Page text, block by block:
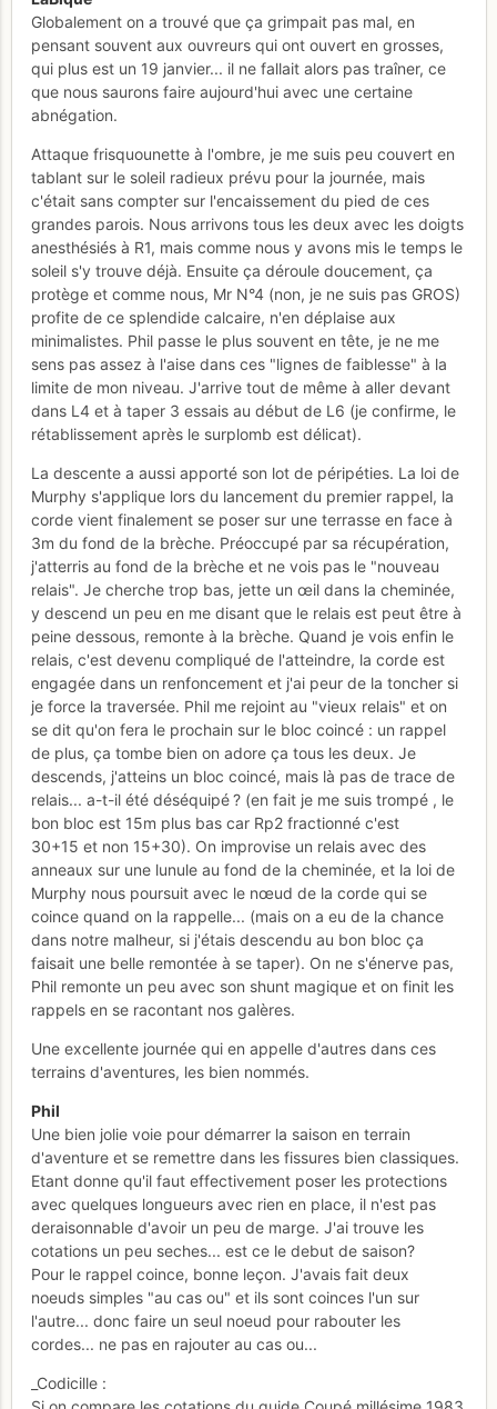
Globalement on a trouvé que ça grimpait pas mal, en
pensant souvent aux ouvreurs qui ont ouvert en grosses,
qui plus est un 19 janvier... il ne fallait alors pas traîner, ce
que nous saurons faire aujourd'hui avec une certaine
abnégation.
Attaque frisquounette à l'ombre, je me suis peu couvert en
tablant sur le soleil radieux prévu pour la journée, mais
c'était sans compter sur l'encaissement du pied de ces
grandes parois. Nous arrivons tous les deux avec les doigts
anesthésiés à R1, mais comme nous y avons mis le temps le
soleil s'y trouve déjà. Ensuite ça déroule doucement, ça
protège et comme nous, Mr N°4 (non, je ne suis pas GROS)
profite de ce splendide calcaire, n'en déplaise aux
minimalistes. Phil passe le plus souvent en tête, je ne me
sens pas assez à l'aise dans ces "lignes de faiblesse" à la
limite de mon niveau. J'arrive tout de même à aller devant
dans L4 et à taper 3 essais au début de L6 (je confirme, le
rétablissement après le surplomb est délicat).
La descente a aussi apporté son lot de péripéties. La loi de
Murphy s'applique lors du lancement du premier rappel, la
corde vient finalement se poser sur une terrasse en face à
3m du fond de la brèche. Préoccupé par sa récupération,
j'atterris au fond de la brèche et ne vois pas le "nouveau
relais". Je cherche trop bas, jette un œil dans la cheminée,
y descend un peu en me disant que le relais est peut être à
peine dessous, remonte à la brèche. Quand je vois enfin le
relais, c'est devenu compliqué de l'atteindre, la corde est
engagée dans un renfoncement et j'ai peur de la toncher si
je force la traversée. Phil me rejoint au "vieux relais" et on
se dit qu'on fera le prochain sur le bloc coincé : un rappel
de plus, ça tombe bien on adore ça tous les deux. Je
descends, j'atteins un bloc coincé, mais là pas de trace de
relais... a-t-il été déséquipé ? (en fait je me suis trompé , le
bon bloc est 15m plus bas car Rp2 fractionné c'est
30+15 et non 15+30). On improvise un relais avec des
anneaux sur une lunule au fond de la cheminée, et la loi de
Murphy nous poursuit avec le nœud de la corde qui se
coince quand on la rappelle... (mais on a eu de la chance
dans notre malheur, si j'étais descendu au bon bloc ça
faisait une belle remontée à se taper). On ne s'énerve pas,
Phil remonte un peu avec son shunt magique et on finit les
rappels en se racontant nos galères.
Une excellente journée qui en appelle d'autres dans ces
terrains d'aventures, les bien nommés.
Phil
Une bien jolie voie pour démarrer la saison en terrain
d'aventure et se remettre dans les fissures bien classiques.
Etant donne qu'il faut effectivement poser les protections
avec quelques longueurs avec rien en place, il n'est pas
deraisonnable d'avoir un peu de marge. J'ai trouve les
cotations un peu seches... est ce le debut de saison?
Pour le rappel coince, bonne leçon. J'avais fait deux
noeuds simples "au cas ou" et ils sont coinces l'un sur
l'autre... donc faire un seul noeud pour rabouter les
cordes... ne pas en rajouter au cas ou...
_Codicille :